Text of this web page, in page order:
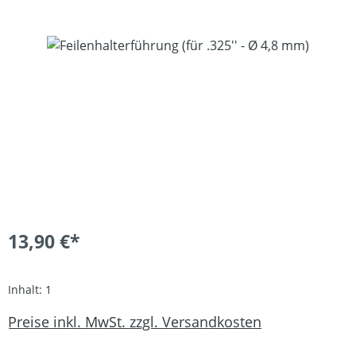
Bildergalerie überspringen
13,90 €*
Inhalt: 1
Preise inkl. MwSt. zzgl. Versandkosten